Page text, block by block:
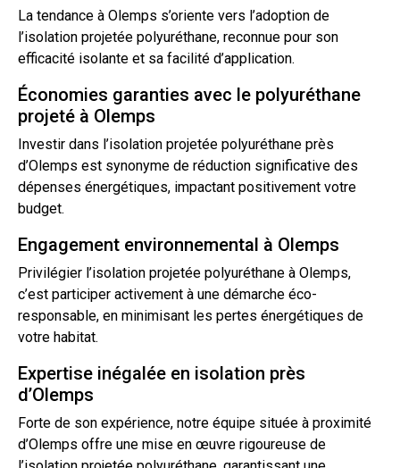
La tendance à Olemps s’oriente vers l’adoption de
l’isolation projetée polyuréthane, reconnue pour son
efficacité isolante et sa facilité d’application.
Économies garanties avec le polyuréthane
projeté à Olemps
Investir dans l’isolation projetée polyuréthane près
d’Olemps est synonyme de réduction significative des
dépenses énergétiques, impactant positivement votre
budget.
Engagement environnemental à Olemps
Privilégier l’isolation projetée polyuréthane à Olemps,
c’est participer activement à une démarche éco-
responsable, en minimisant les pertes énergétiques de
votre habitat.
Expertise inégalée en isolation près
d’Olemps
Forte de son expérience, notre équipe située à proximité
d’Olemps offre une mise en œuvre rigoureuse de